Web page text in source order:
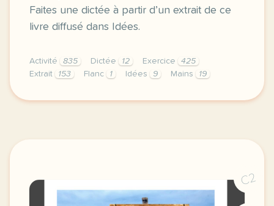
Faites une dictée à partir d’un extrait de ce
livre diffusé dans Idées.
Activité 835 Dictée 12 Exercice
425
Extrait
153 Flanc 1 Idées 9 Mains 19
exercice b2 dictee le lion joseph kessel
C2